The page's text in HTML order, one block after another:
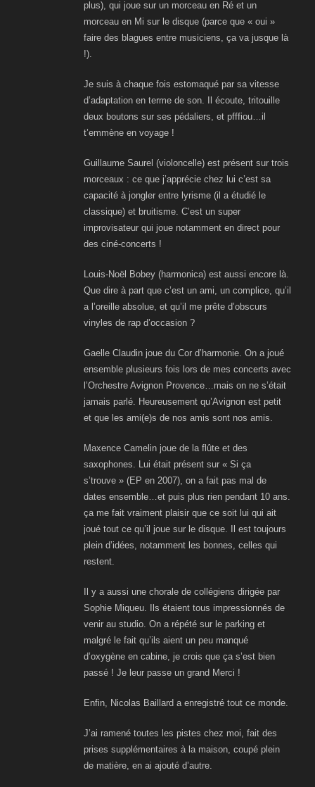
plus), qui joue sur un morceau en Ré et un
morceau en Mi sur le disque (parce que « oui »
faire des blagues entre musiciens, ça va jusque là
!).
Je suis à chaque fois estomaqué par sa vitesse
d’adaptation en terme de son. Il écoute, tritouille
deux boutons sur ses pédaliers, et pfffiou…il
t’emmène en voyage !
Guillaume Saurel (violoncelle) est présent sur trois
morceaux : ce que j’apprécie chez lui c’est sa
capacité à jongler entre lyrisme (il a étudié le
classique) et bruitisme. C’est un super
improvisateur qui joue notamment en direct pour
des ciné-concerts !
Louis-Noël Bobey (harmonica) est aussi encore là.
Que dire à part que c’est un ami, un complice, qu’il
a l’oreille absolue, et qu’il me prête d’obscurs
vinyles de rap d’occasion ?
Gaelle Claudin joue du Cor d’harmonie. On a joué
ensemble plusieurs fois lors de mes concerts avec
l’Orchestre Avignon Provence…mais on ne s’était
jamais parlé. Heureusement qu’Avignon est petit
et que les ami(e)s de nos amis sont nos amis.
Maxence Camelin joue de la flûte et des
saxophones. Lui était présent sur « Si ça
s’trouve » (EP en 2007), on a fait pas mal de
dates ensemble…et puis plus rien pendant 10 ans.
ça me fait vraiment plaisir que ce soit lui qui ait
joué tout ce qu’il joue sur le disque. Il est toujours
plein d’idées, notamment les bonnes, celles qui
restent.
Il y a aussi une chorale de collégiens dirigée par
Sophie Miqueu. Ils étaient tous impressionnés de
venir au studio. On a répété sur le parking et
malgré le fait qu’ils aient un peu manqué
d’oxygène en cabine, je crois que ça s’est bien
passé ! Je leur passe un grand Merci !
Enfin, Nicolas Baillard a enregistré tout ce monde.
J’ai ramené toutes les pistes chez moi, fait des
prises supplémentaires à la maison, coupé plein
de matière, en ai ajouté d’autre.